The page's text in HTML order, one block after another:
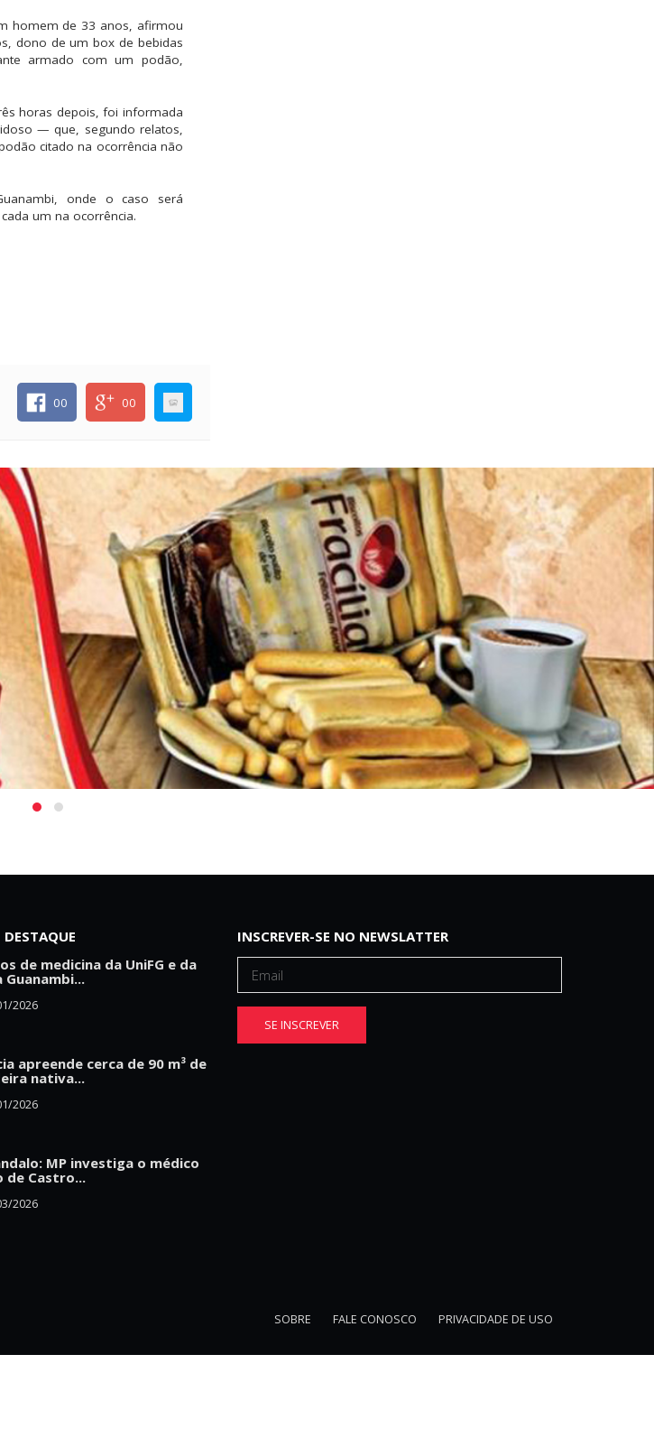
homem de 33 anos, afirmou
dono de um box de bebidas
armado com um podão,
horas depois, foi informada
— que, segundo relatos,
citado na ocorrência não
onde o caso será
um na ocorrência.
00 00
de medicina da UniFG e da
Guanambi...
2026
apreende cerca de 90 m³ de
nativa...
2026
MP investiga o médico
de Castro...
2026
INSCREVER-SE NO NEWSLATTER
SE INSCREVER
SOBRE FALE CONOSCO PRIVACIDADE DE USO